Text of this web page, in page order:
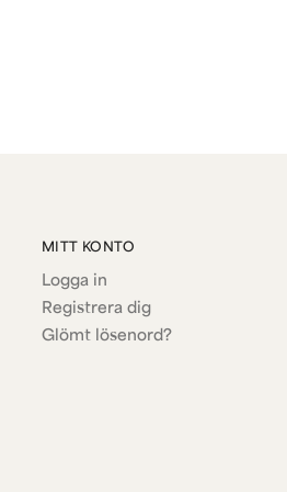
MITT KONTO
Logga in
Registrera dig
Glömt lösenord?